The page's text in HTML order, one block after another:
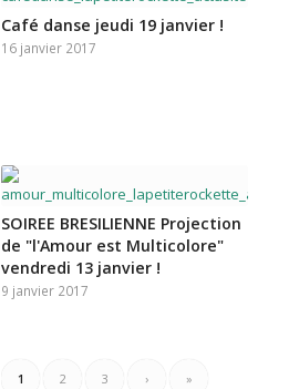
Café danse jeudi 19 janvier !
16 janvier 2017
SOIREE BRESILIENNE Projection
de "l'Amour est Multicolore"
vendredi 13 janvier !
9 janvier 2017
1 2 3 › »